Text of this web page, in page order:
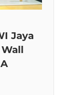
Jaya